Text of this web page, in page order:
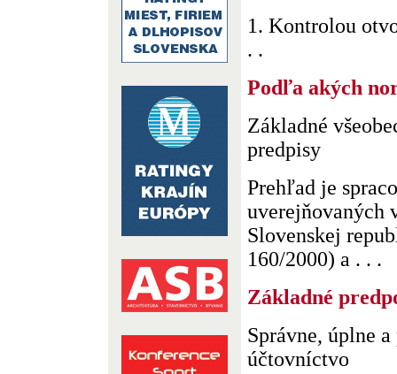
1. Kontrolou
. .
Podľa akých
Základné
predpisy
Prehľad je
uverejňovaných
Slovenskej
160/2000) a . . .
Základné
Správne, úplne
účtovníctvo